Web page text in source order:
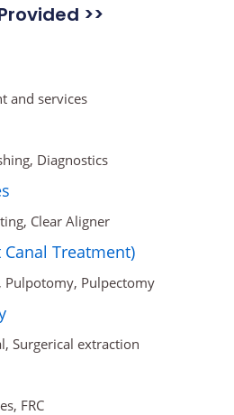
>>
and services
Diagnostics
Clear Aligner
Treatment)
Pulpotomy, Pulpectomy
Surgerical extraction
FRC